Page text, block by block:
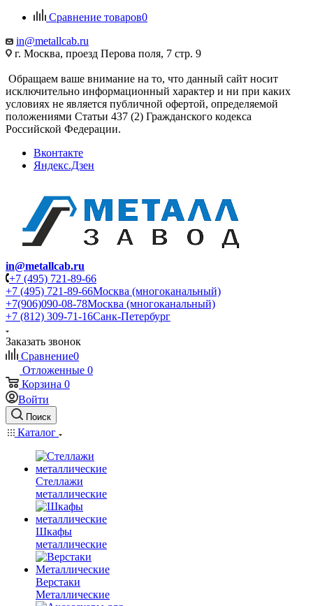
Сравнение товаров0
in@metallcab.ru
г. Москва, проезд Перова поля, 7 стр. 9
Обращаем ваше внимание на то, что данный сайт носит
исключительно информационный характер и ни при каких
условиях не является публичной офертой, определяемой
положениями Статьи 437 (2) Гражданского кодекса
Российской Федерации.
Вконтакте
Яндекс.Дзен
in@metallcab.ru
+7 (495) 721-89-66
+7 (495) 721-89-66Москва (многоканальный)
+7(906)090-08-78Москва (многоканальный)
+7 (812) 309-71-16Санк-Петербург
Заказать звонок
Сравнение0
Отложенные 0
Корзина 0
Войти
Поиск
Каталог
Стеллажи
металлические
Шкафы
металлические
Верстаки
Металлические